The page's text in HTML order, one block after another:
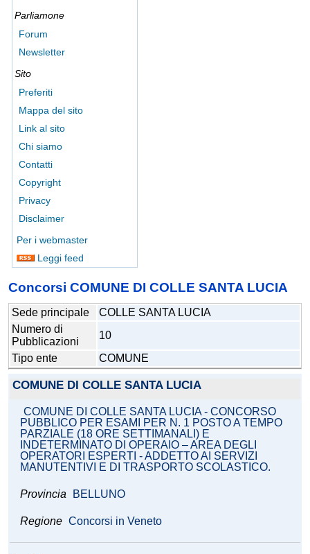
Parliamone
Forum
Newsletter
Sito
Preferiti
Mappa del sito
Link al sito
Chi siamo
Contatti
Copyright
Privacy
Disclaimer
Per i webmaster
Leggi feed
Concorsi COMUNE DI COLLE SANTA LUCIA
Sede principale
COLLE SANTA LUCIA
Numero di
Pubblicazioni
10
Tipo ente
COMUNE
COMUNE DI COLLE SANTA LUCIA
COMUNE DI COLLE SANTA LUCIA - CONCORSO
PUBBLICO PER ESAMI PER N. 1 POSTO A TEMPO
PARZIALE (18 ORE SETTIMANALI) E
INDETERMINATO DI OPERAIO – AREA DEGLI
OPERATORI ESPERTI - ADDETTO AI SERVIZI
MANUTENTIVI E DI TRASPORTO SCOLASTICO.
Provincia BELLUNO
Regione Concorsi in Veneto